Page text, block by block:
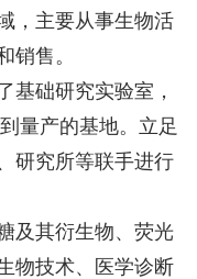
，主要从事生物活
销售。
础研究实验室，
量产的基地。立足
研究所等联手进行
其衍生物、荧光
物技术、医学诊断